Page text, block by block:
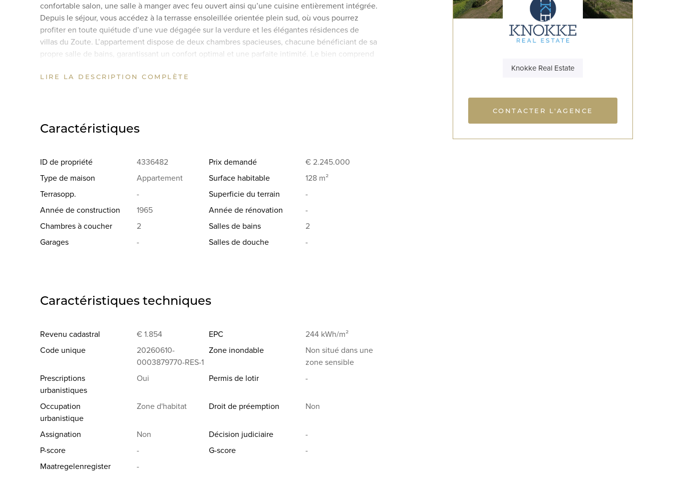
confortable salon, une salle à manger avec feu ouvert ainsi qu’une cuisine entièrement intégrée.
Depuis le séjour, vous accédez à la terrasse ensoleillée orientée plein sud, où vous pourrez
profiter en toute quiétude d’une vue dégagée sur la verdure et les élégantes résidences de
villas du Zoute. L’appartement dispose de deux chambres spacieuses, chacune bénéficiant de sa
propre salle de bains, garantissant un confort optimal et une parfaite intimité. Le bien comprend
résidence. Pour toute information complémentaire, n'hésitez pas à contacter Knokke Real
LIRE LA DESCRIPTION COMPLÈTE
Caractéristiques
ID de propriété 4336482 Prix demandé
€ 2.245.000
Type de maison
Appartement Surface habitable
128 m²
Terrasopp.
- Superficie du terrain
-
Année de construction
1965 Année de rénovation
-
Chambres à coucher
2 Salles de bains
2
Garages
- Salles de douche -
Caractéristiques techniques
Revenu cadastral € 1.854 EPC
244 kWh/m²
Code unique
20260610-
0003879770-RES-1
Zone inondable
Non situé dans une
zone sensible
Prescriptions
urbanistiques
Oui Permis de lotir -
Occupation
urbanistique
Zone d'habitat Droit de préemption Non
Assignation Non Décision judiciaire
-
P-score
- G-score
-
Maatregelenregister
-
Knokke Real Estate
CONTACTER L'AGENCE